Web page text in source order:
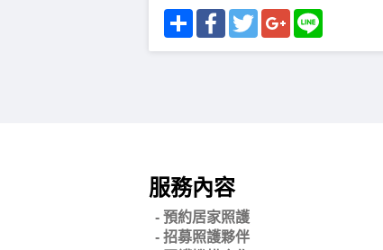
ShareFacebookTwitterGoogle+Line
服務內容
- 預約居家照護
- 招募照護夥伴